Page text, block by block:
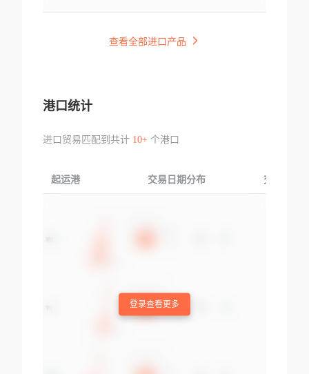
查看全部进口产品
港口统计
进口贸易匹配到共计 10+个港口
起运港 交易日期分布 交易产品
登录查看更多